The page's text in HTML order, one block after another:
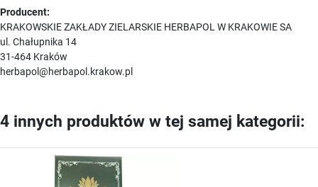
Producent:
KRAKOWSKIE ZAKŁADY ZIELARSKIE HERBAPOL W KRAKOWIE SA
ul. Chałupnika 14
31-464 Kraków
herbapol@herbapol.krakow.pl
4 innych produktów w tej samej kategorii: